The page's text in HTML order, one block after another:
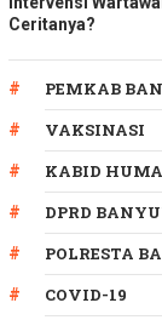
Ceritanya?
PEMKAB
VAKSINASI
KABID
DPRD
POLRESTA
COVID-19